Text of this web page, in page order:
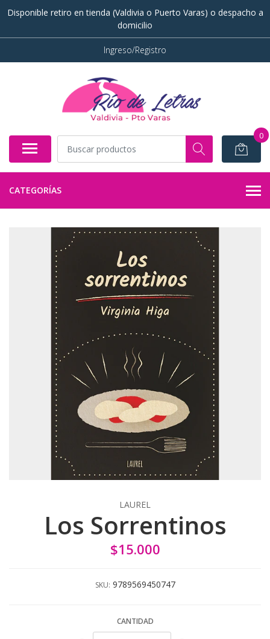
Disponible retiro en tienda (Valdivia o Puerto Varas) o despacho a
domicilio
Ingreso/Registro
0
CATEGORÍAS
LAUREL
Los Sorrentinos
$15.000
SKU: 9789569450747
CANTIDAD